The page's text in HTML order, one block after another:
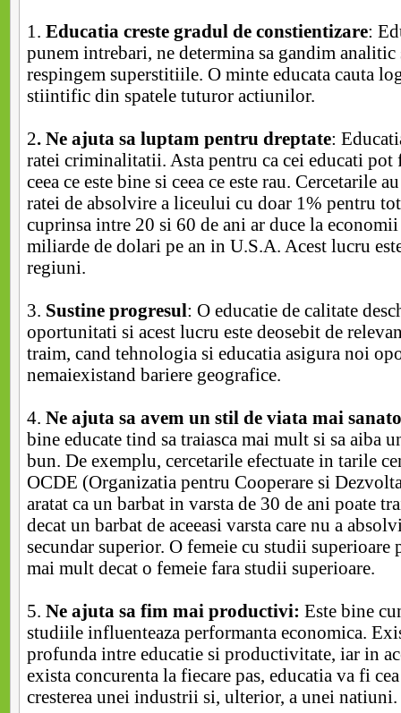
1. Educatia creste gradul de constientizare:
punem intrebari, ne determina sa gandim analitic
respingem superstitiile. O minte educata cauta
stiintific din spatele tuturor actiunilor.
2. Ne ajuta sa luptam pentru dreptate:
ratei criminalitatii. Asta pentru ca cei educati pot
ceea ce este bine si ceea ce este rau. Cercetarile
ratei de absolvire a liceului cu doar 1% pentru
cuprinsa intre 20 si 60 de ani ar duce la
miliarde de dolari pe an in U.S.A. Acest lucru
regiuni.
3. Sustine progresul: O educatie de calitate
oportunitati si acest lucru este deosebit de
traim, cand tehnologia si educatia asigura noi
nemaiexistand bariere geografice.
4. Ne ajuta sa avem un stil de viata mai
bine educate tind sa traiasca mai mult si sa aiba
bun. De exemplu, cercetarile efectuate in tarile
OCDE (Organizatia pentru Cooperare si
aratat ca un barbat in varsta de 30 de ani poate
decat un barbat de aceeasi varsta care nu a
secundar superior. O femeie cu studii superioare
mai mult decat o femeie fara studii superioare.
5. Ne ajuta sa fim mai productivi: Este bine
studiile influenteaza performanta economica.
profunda intre educatie si productivitate, iar in
exista concurenta la fiecare pas, educatia va fi
cresterea unei industrii si, ulterior, a unei natiuni.